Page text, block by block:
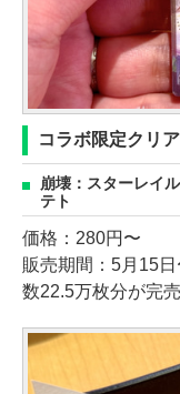
コラボ限定クリ
崩壊：スターレイ
テト
価格：280円〜
販売期間：5月15
数22.5万枚分が完